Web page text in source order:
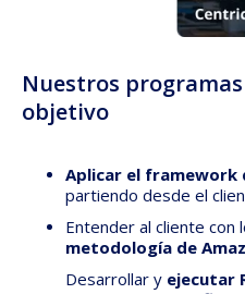
Nuestros
objetivo
Aplicar el framework
partiendo desde el
Entender al cliente con
metodología de
Desarrollar y ejecutar